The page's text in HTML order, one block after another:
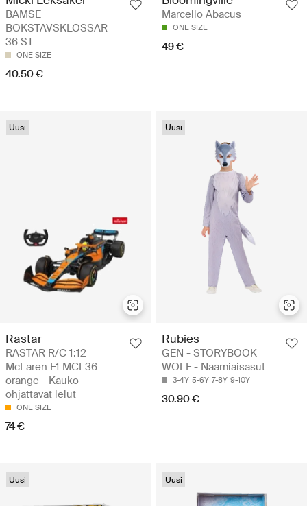
BAMSE
BOKSTAVSKLOSSAR
36 ST
ONE SIZE
40.50 €
Marcello Abacus
ONE SIZE
49 €
Uusi
Rastar
RASTAR R/C 1:12
McLaren F1 MCL36
orange - Kauko-
ohjattavat lelut
ONE SIZE
74 €
Uusi
Rubies
GEN - STORYBOOK
WOLF - Naamiaisasut
3-4Y 5-6Y 7-8Y 9-10Y
30.90 €
Uusi Uusi